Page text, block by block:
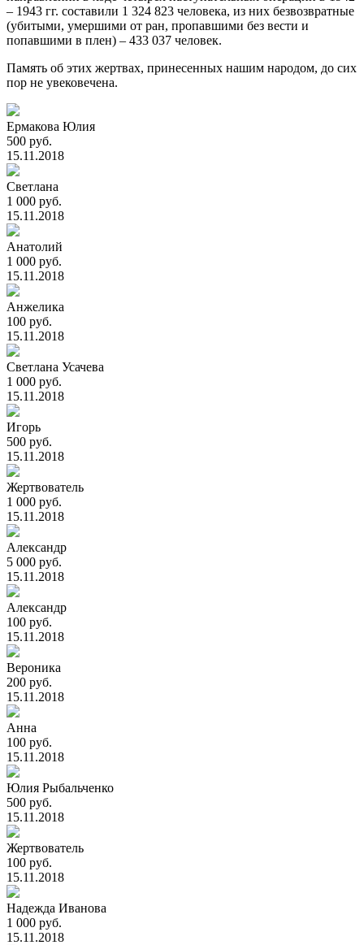
– 1943 гг. составили 1 324 823 человека, из них безвозвратные
(убитыми, умершими от ран, пропавшими без вести и
попавшими в плен) – 433 037 человек.
Память об этих жертвах, принесенных нашим народом, до сих
пор не увековечена.
Ермакова Юлия
500 руб.
15.11.2018
Светлана
1 000 руб.
15.11.2018
Анатолий
1 000 руб.
15.11.2018
Анжелика
100 руб.
15.11.2018
Светлана Усачева
1 000 руб.
15.11.2018
Игорь
500 руб.
15.11.2018
Жертвователь
1 000 руб.
15.11.2018
Александр
5 000 руб.
15.11.2018
Александр
100 руб.
15.11.2018
Вероника
200 руб.
15.11.2018
Анна
100 руб.
15.11.2018
Юлия Рыбальченко
500 руб.
15.11.2018
Жертвователь
100 руб.
15.11.2018
Надежда Иванова
1 000 руб.
15.11.2018